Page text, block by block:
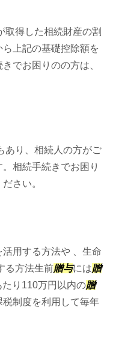
取得した相続財産の割
上記の基礎控除額を
でお困りのの方は、
あり、相続人の方がご
相続手続きでお困り
さい。
活用する方法や 、生命
る方法生前贈与には贈
り110万円以内の贈
制度を利用して毎年